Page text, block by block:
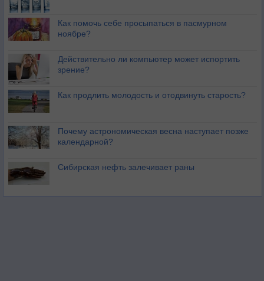
Как помочь себе просыпаться в пасмурном
ноябре?
Действительно ли компьютер может испортить
зрение?
Как продлить молодость и отодвинуть старость?
Почему астрономическая весна наступает позже
календарной?
Сибирская нефть залечивает раны